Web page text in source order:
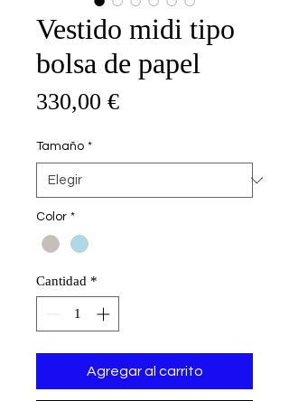
Vestido midi tipo
bolsa de papel
330,00 €Precio
Tamaño *
Color *
Cantidad *
Agregar al carrito